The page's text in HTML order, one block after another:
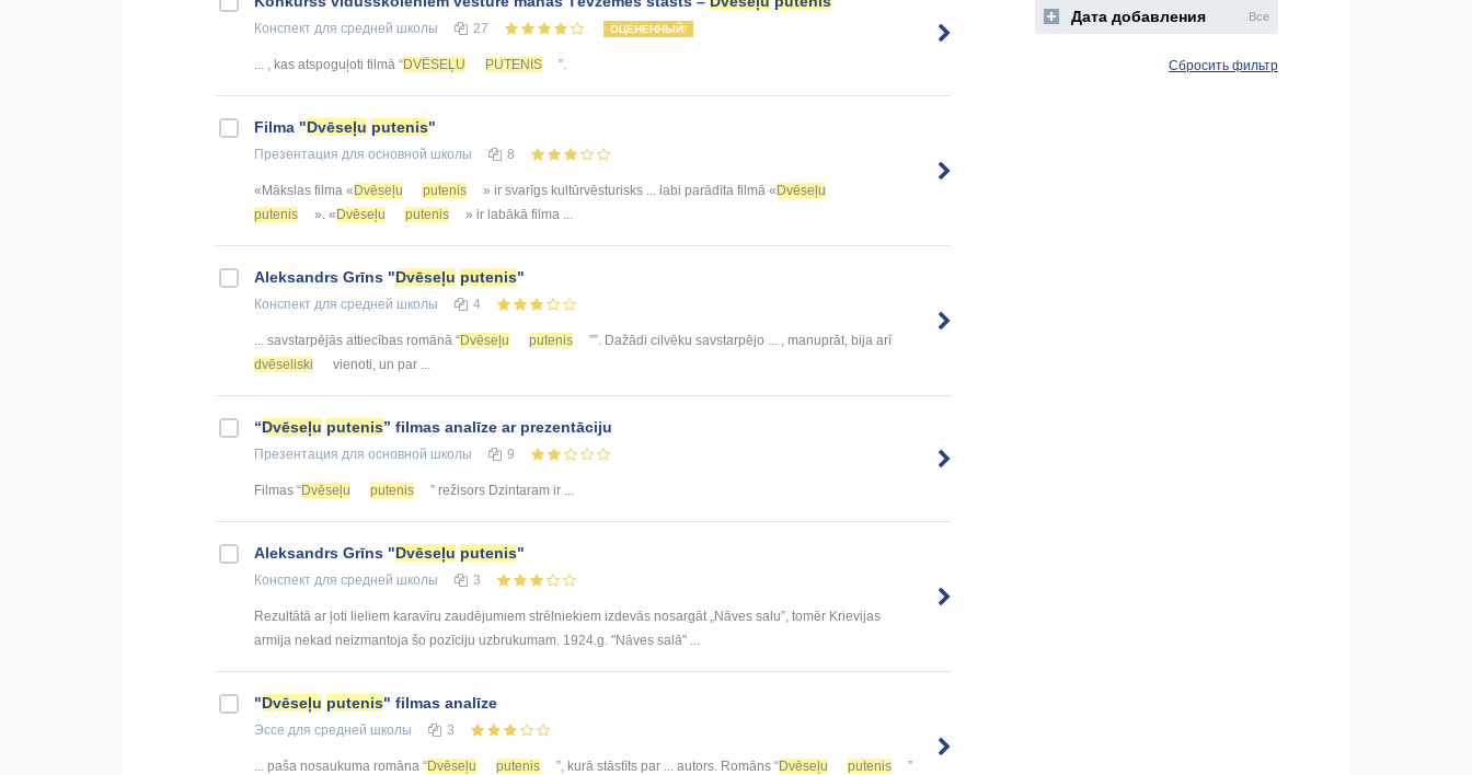
Конспект для средней школы 27 ОЦЕНЕННЫЙ!
... , kas atspoguļoti filmā “DVĒSEĻU PUTENIS ”.
Filma "Dvēseļu putenis"
Презентация для основной школы 8
«Mākslas filma « Dvēseļu putenis » ir svarīgs kultūrvēsturisks ... labi parādīta filmā « Dvēseļu
putenis
». « Dvēseļu putenis » ir labākā filma ...
Aleksandrs Grīns "Dvēseļu putenis"
Конспект для средней школы 4
... savstarpējās attiecības romānā “Dvēseļu putenis
””. Dažādi cilvēku savstarpējo ... , manuprāt, bija arī
dvēseliski
vienoti, un par ...
“Dvēseļu putenis” filmas analīze ar prezentāciju
Презентация для основной школы 9
Filmas “Dvēseļu putenis ” režisors Dzintaram ir ...
Aleksandrs Grīns "Dvēseļu putenis"
Конспект для средней школы 3
Rezultātā ar ļoti lieliem karavīru zaudējumiem strēlniekiem izdevās nosargāt „Nāves salu”, tomēr Krievijas
armija nekad neizmantoja šo pozīciju uzbrukumam. 1924.g. "Nāves salā" ...
"Dvēseļu putenis" filmas analīze
Эссе для средней школы 3
... paša nosaukuma romāna “Dvēseļu putenis ”, kurā stāstīts par ... autors. Romāns “Dvēseļu putenis
”
Дата добавления Все
Сбросить фильтр